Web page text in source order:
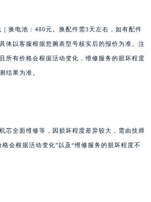
换电池：480元。换配件需3天左右，如有配件
体以客服根据您腕表型号核实后的报价为准。注
所有价格会根据活动变化，维修服务的损坏程度
结果为准。
芯全面维修等，因损坏程度差异较大，需由技师
会根据活动变化”以及“维修服务的损坏程度不